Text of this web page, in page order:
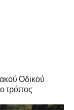
Οδικού
τρόπος